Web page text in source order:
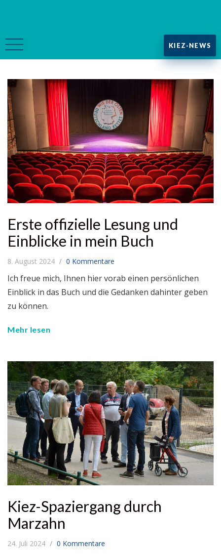
KIEZ-NEWS
Erste offizielle Lesung und
Einblicke in mein Buch
8. August 2024 0 Kommentare
Ich freue mich, Ihnen hier vorab einen persönlichen
Einblick in das Buch und die Gedanken dahinter geben
zu können.
Mehr lesen
Kiez-Spaziergang durch
Marzahn
24. Juli 2024 0 Kommentare